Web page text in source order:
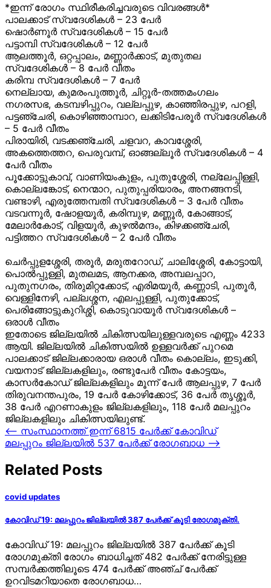
*ഇന്ന് രോഗം സ്ഥിരീകരിച്ചവരുടെ വിവരങ്ങൾ*
പാലക്കാട് സ്വദേശികൾ – 23 പേർ
ഷൊർണൂർ സ്വദേശികൾ – 15 പേർ
പട്ടാമ്പി സ്വദേശികൾ – 12 പേർ
ആലത്തൂർ, ഒറ്റപ്പാലം, മണ്ണാർക്കാട്, മുതുതല
സ്വദേശികൾ – 8 പേർ വീതം
കരിമ്പ സ്വദേശികൾ – 7 പേർ
നെല്ലായ, കുമരംപുത്തൂർ, ചിറ്റൂർ-തത്തമംഗലം
നഗരസഭ, കടമ്പഴിപ്പുറം, വല്ലപ്പുഴ, കാഞ്ഞിരപ്പുഴ, പറളി,
പട്ടഞ്ചേരി, കൊഴിഞ്ഞാമ്പാറ, ലക്കിടിപേരൂർ സ്വദേശികൾ
– 5 പേർ വീതം
പിരായിരി, വടക്കഞ്ചേരി, ചളവറ, കാവശ്ശേരി,
അകത്തെത്തറ, പെരുവമ്പ്‌, ഓങ്ങല്ലൂർ സ്വദേശികൾ – 4
പേർ വീതം
പൂക്കോട്ടുകാവ്, വാണിയംകുളം, പുതുശ്ശേരി, നല്ലേപ്പിള്ളി,
കൊല്ലങ്കോട്, നെന്മാറ, പുതുപ്പരിയാരം, അനങ്ങനടി,
വണ്ടാഴി, എരുത്തേമ്പതി സ്വദേശികൾ – 3 പേർ വീതം
വടവന്നൂർ, ഷോളയൂർ, കരിമ്പുഴ, മണ്ണൂർ, കോങ്ങാട്,
മേലാർകോട്, വിളയൂർ, കുഴൽമന്ദം, കിഴക്കഞ്ചേരി,
പട്ടിത്തറ സ്വദേശികൾ – 2 പേർ വീതം
ചെർപ്പുളശ്ശേരി, തരൂർ, മരുതറോഡ്, ചാലിശ്ശേരി, കോട്ടായി,
പൊൽപ്പുള്ളി, മുതലമട, ആനക്കര, അമ്പലപ്പാറ,
പുതുനഗരം, തിരുമിറ്റക്കോട്, എരിമയൂർ, കണ്ണാടി, പുതൂർ,
വെള്ളിനേഴി, പല്ലശ്ശന, എലപ്പുള്ളി, പുതുക്കോട്,
പെരിങ്ങോട്ടുകുറിശ്ശി, കൊടുവായൂർ സ്വദേശികൾ –
ഒരാൾ വീതം
ഇതോടെ ജില്ലയില് ചികിത്സയിലുള്ളവരുടെ എണ്ണം 4233
ആയി. ജില്ലയില് ചികിത്സയില് ഉള്ളവര്ക്ക് പുറമെ
പാലക്കാട് ജില്ലക്കാരായ ഒരാള് വീതം കൊല്ലം, ഇടുക്കി,
വയനാട് ജില്ലകളിലും, രണ്ടുപേർ വീതം കോട്ടയം,
കാസർകോഡ് ജില്ലകളിലും മൂന്ന് പേര്ആലപ്പുഴ, 7 പേർ
തിരുവനന്തപുരം, 19 പേര്കോഴിക്കോട്, 36 പേർ തൃശ്ശൂര്,
38 പേർ എറണാകുളം ജില്ലകളിലും, 118 പേര്മലപ്പുറം
ജില്ലകളിലും ചികിത്സയിലുണ്ട്.
Post
navigation
⟵ സംസ്ഥാനത്ത് ഇന്ന് 6815 പേര്‍ക്ക് കോവിഡ്
മലപ്പുറം ജില്ലയില്‍ 537 പേര്‍ക്ക് രോഗബാധ ⟶
Related Posts
covid updates
കോവിഡ് 19: മലപ്പുറം ജില്ലയില്‍ 387 പേര്‍ക്ക് കൂടി രോഗമുക്തി.
കോവിഡ് 19: മലപ്പുറം ജില്ലയില്‍ 387 പേര്‍ക്ക് കൂടി
രോഗമുക്തി രോഗം ബാധിച്ചത് 482 പേര്‍ക്ക് നേരിട്ടുള്ള
സമ്പര്‍ക്കത്തിലൂടെ 474 പേര്‍ക്ക് അഞ്ച് പേര്‍ക്ക്
ഉറവിടമറിയാതെ രോഗബാധ…